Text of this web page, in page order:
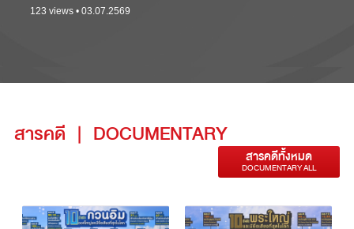
123 views • 03.07.2569
สารคดี | DOCUMENTARY
สารคดีทั้งหมด
DOCUMENTARY ALL